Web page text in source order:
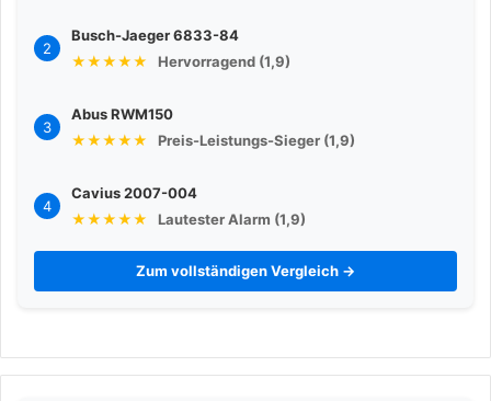
2
Busch-Jaeger 6833-84
★★★★★
Hervorragend (1,9)
3
Abus RWM150
★★★★★
Preis-Leistungs-Sieger (1,9)
4
Cavius 2007-004
★★★★★
Lautester Alarm (1,9)
Zum vollständigen Vergleich →